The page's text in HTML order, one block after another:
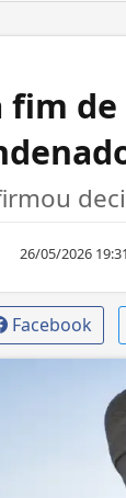
fim
26/05/2026 19:31
Facebook